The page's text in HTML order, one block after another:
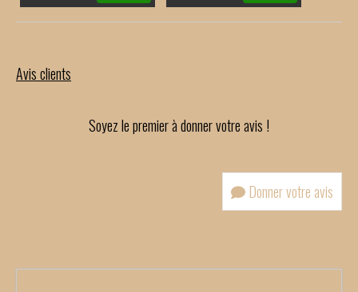
Avis clients
Soyez le premier à donner votre avis !
Donner votre avis